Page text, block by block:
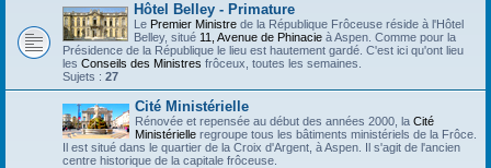
Hôtel Belley - Primature
Le Premier Ministre de la République Frôceuse réside à l'Hôtel
Belley, situé 11, Avenue de Phinacie à Aspen. Comme pour la
Présidence de la République le lieu est hautement gardé. C'est ici qu'ont lieu
les Conseils des Ministres frôceux, toutes les semaines.
Sujets : 27
Cité Ministérielle
Rénovée et repensée au début des années 2000, la Cité
Ministérielle regroupe tous les bâtiments ministériels de la Frôce.
Il est situé dans le quartier de la Croix d'Argent, à Aspen. Il s'agit de l'ancien
centre historique de la capitale frôceuse.